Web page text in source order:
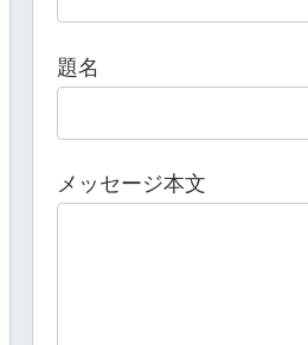
題名
メッセージ本文